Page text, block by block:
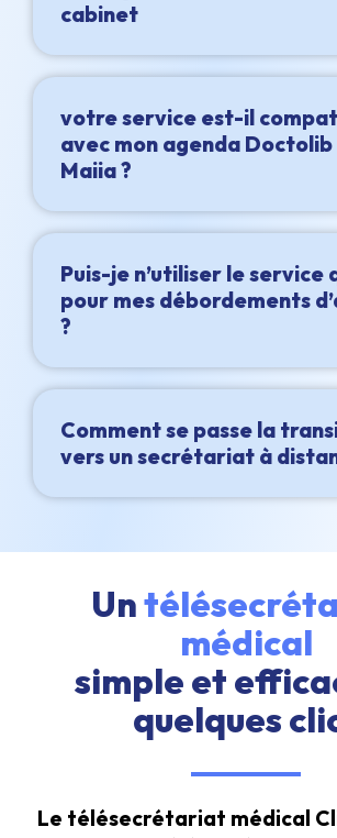
cabinet
votre service est-il
avec mon agenda Doctolib
Maiia ?
Puis-je n’utiliser le service
pour mes débordements
?
Comment se passe la
vers un secrétariat à
Un
médical
simple et
quelques
Le télésecrétariat médical